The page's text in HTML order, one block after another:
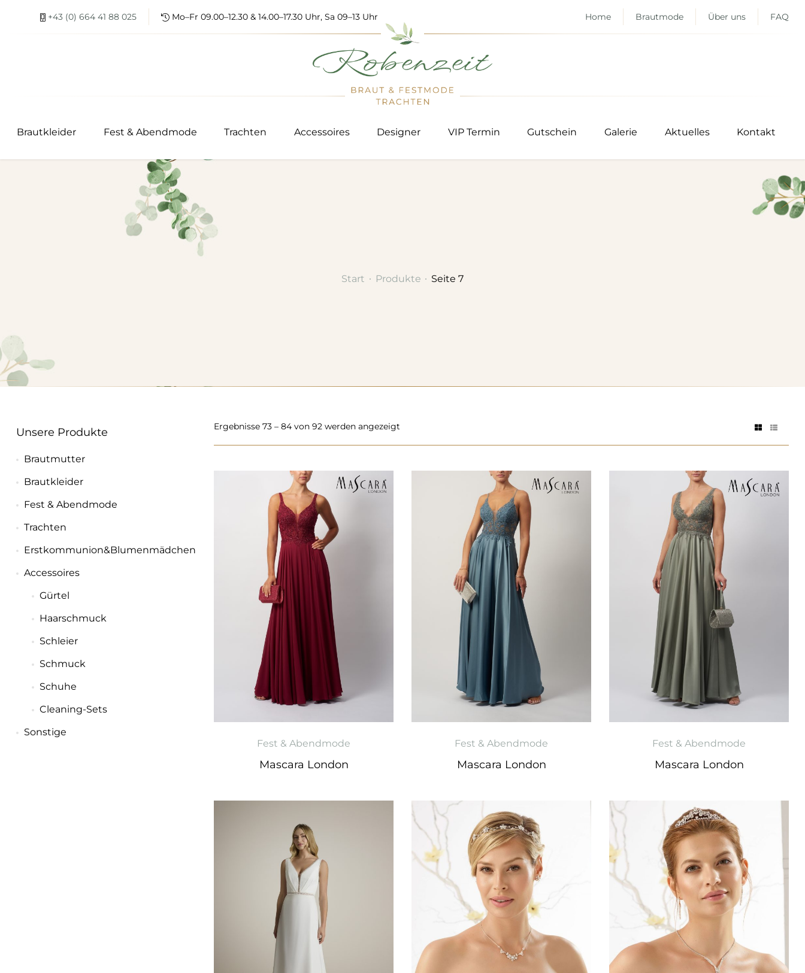
+43 (0) 664 41 88 025 Mo–Fr 09.00–12.30 & 14.00–17.30 Uhr, Sa 09–13 Uhr Home Brautmode Über uns FAQ
Brautkleider Fest & Abendmode Trachten Accessoires Designer VIP Termin Gutschein Galerie Aktuelles Kontakt
Start Produkte Seite 7
Ergebnisse 73 – 84 von 92 werden angezeigt
Fest & Abendmode
Mascara London
Fest & Abendmode
Mascara London
Fest & Abendmode
Mascara London
Unsere Produkte
Brautmutter
Brautkleider
Fest & Abendmode
Trachten
Erstkommunion&Blumenmädchen
Accessoires
Gürtel
Haarschmuck
Schleier
Schmuck
Schuhe
Cleaning-Sets
Sonstige